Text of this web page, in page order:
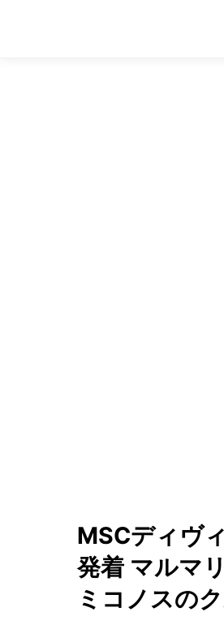
MSCディヴ
発着 マルマ
ミコノスの